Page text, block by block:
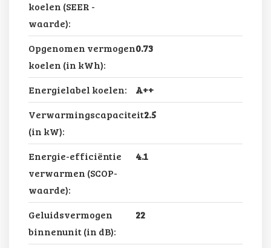
koelen (SEER -
waarde):
Opgenomen vermogen
koelen (in kWh):
0.73
Energielabel koelen:
A++
Verwarmingscapaciteit
(in kW):
2.5
Energie-efficiëntie
verwarmen (SCOP-
waarde):
4.1
Geluidsvermogen
binnenunit (in dB):
22